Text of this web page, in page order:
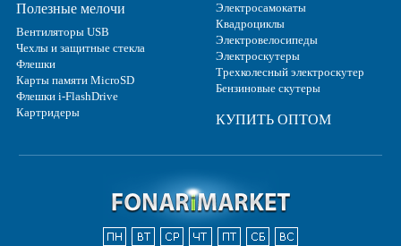
Полезные мелочи
Вентиляторы USB
Чехлы и защитные стекла
Флешки
Карты памяти MicroSD
Флешки i-FlashDrive
Картридеры
Электросамокаты
Квадроциклы
Электровелосипеды
Электроскутеры
Трехколесный электроскутер
Бензиновые скутеры
КУПИТЬ ОПТОМ